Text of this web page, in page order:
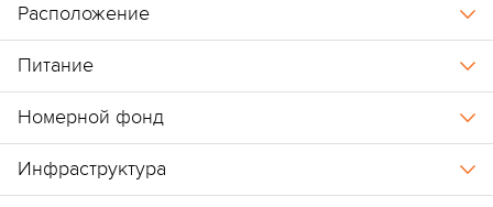
Расположение
Питание
Номерной фонд
Инфраструктура